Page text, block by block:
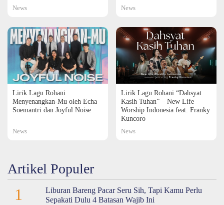
News News
Lirik Lagu Rohani
Menyenangkan-Mu oleh Echa
Soemantri dan Joyful Noise
News
Lirik Lagu Rohani “Dahsyat
Kasih Tuhan” – New Life
Worship Indonesia feat. Franky
Kuncoro
News
Artikel Populer
1
Liburan Bareng Pacar Seru Sih, Tapi Kamu Perlu
Sepakati Dulu 4 Batasan Wajib Ini